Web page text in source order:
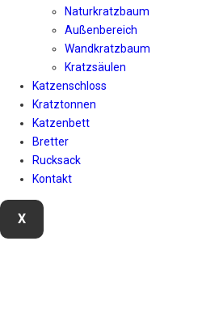
Naturkratzbaum
Außenbereich
Wandkratzbaum
Kratzsäulen
Katzenschloss
Kratztonnen
Katzenbett
Bretter
Rucksack
Kontakt
X